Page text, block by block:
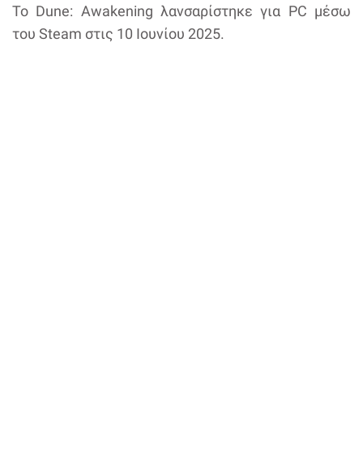
Το Dune: Awakening λανσαρίστηκε για PC μέσω
του Steam στις 10 Ιουνίου 2025.